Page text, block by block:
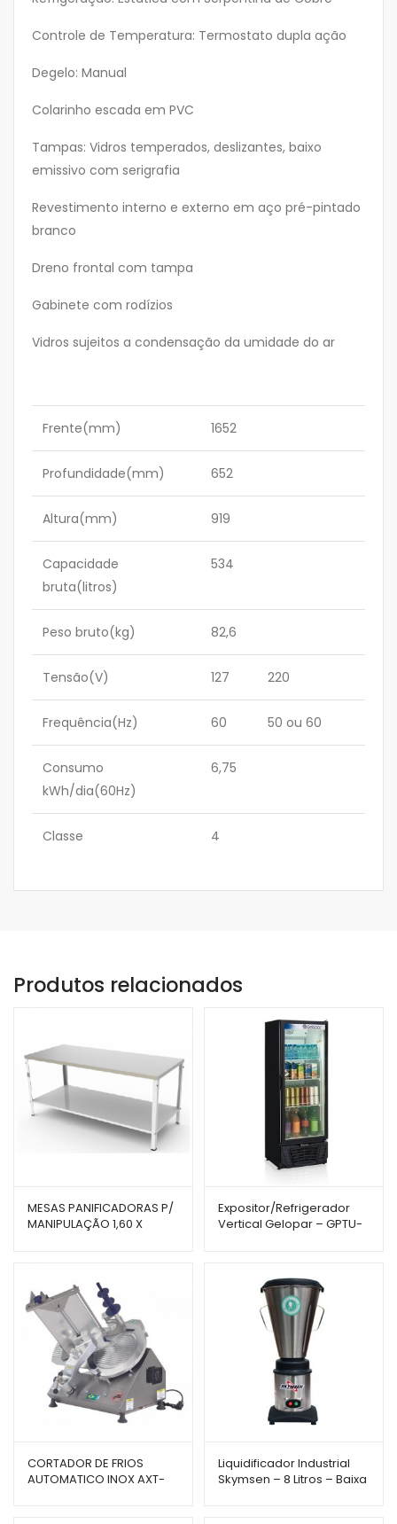
Controle de Temperatura: Termostato dupla ação
Degelo: Manual
Colarinho escada em PVC
Tampas: Vidros temperados, deslizantes, baixo
emissivo com serigrafia
Revestimento interno e externo em aço pré-pintado
branco
Dreno frontal com tampa
Gabinete com rodízios
Vidros sujeitos a condensação da umidade do ar
Frente(mm) 1652
Profundidade(mm) 652
Altura(mm) 919
Capacidade
bruta(litros)
534
Peso bruto(kg) 82,6
Tensão(V) 127 220
Frequência(Hz) 60 50 ou 60
Consumo
kWh/dia(60Hz)
6,75
Classe 4
Produtos relacionados
MESAS PANIFICADORAS P/
MANIPULAÇÃO 1,60 X
Expositor/Refrigerador
Vertical Gelopar – GPTU-
CORTADOR DE FRIOS
AUTOMATICO INOX AXT-
Liquidificador Industrial
Skymsen – 8 Litros – Baixa